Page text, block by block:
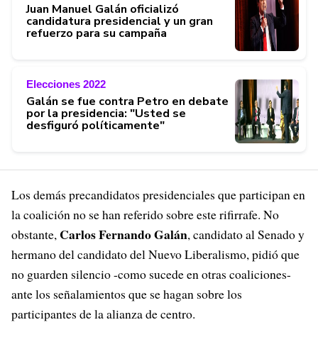
Juan Manuel Galán oficializó
candidatura presidencial y un gran
refuerzo para su campaña
Elecciones 2022
Galán se fue contra Petro en debate
por la presidencia: "Usted se
desfiguró políticamente"
Los demás precandidatos presidenciales que participan en
la coalición no se han referido sobre este rifirrafe. No
obstante, Carlos Fernando Galán, candidato al Senado y
hermano del candidato del Nuevo Liberalismo, pidió que
no guarden silencio -como sucede en otras coaliciones-
ante los señalamientos que se hagan sobre los
participantes de la alianza de centro.